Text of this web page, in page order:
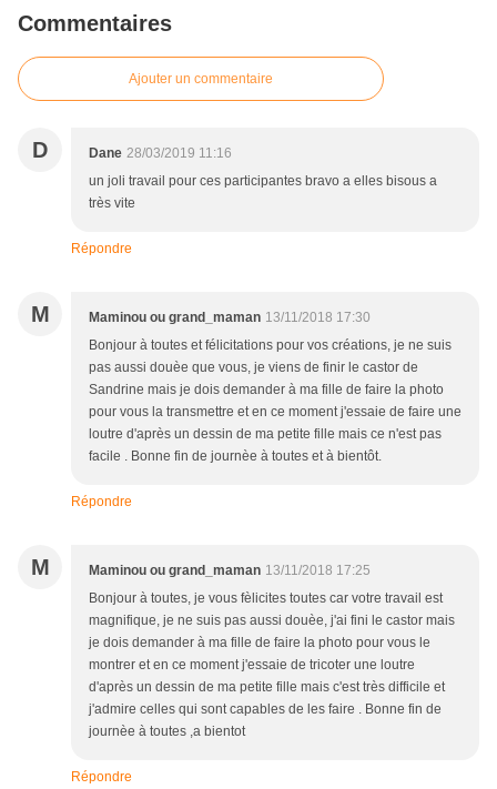
Commentaires
Ajouter un commentaire
D Dane 28/03/2019 11:16
un joli travail pour ces participantes bravo a elles bisous a
très vite
Répondre
M Maminou ou grand_maman 13/11/2018 17:30
Bonjour à toutes et félicitations pour vos créations, je ne suis
pas aussi douèe que vous, je viens de finir le castor de
Sandrine mais je dois demander à ma fille de faire la photo
pour vous la transmettre et en ce moment j'essaie de faire une
loutre d'après un dessin de ma petite fille mais ce n'est pas
facile . Bonne fin de journèe à toutes et à bientôt.
Répondre
M Maminou ou grand_maman 13/11/2018 17:25
Bonjour à toutes, je vous fèlicites toutes car votre travail est
magnifique, je ne suis pas aussi douèe, j'ai fini le castor mais
je dois demander à ma fille de faire la photo pour vous le
montrer et en ce moment j'essaie de tricoter une loutre
d'après un dessin de ma petite fille mais c'est très difficile et
j'admire celles qui sont capables de les faire . Bonne fin de
journèe à toutes ,a bientot
Répondre